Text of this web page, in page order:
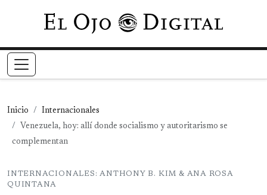
Pasar al contenido principal
Inicio
Internacionales
Venezuela, hoy: allí donde socialismo y autoritarismo se
complementan
INTERNACIONALES: ANTHONY B. KIM & ANA ROSA
QUINTANA